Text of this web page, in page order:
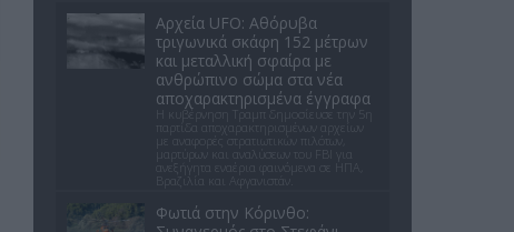
Αρχεία UFO: Αθόρυβα
τριγωνικά σκάφη 152 μέτρων
και μεταλλική σφαίρα με
ανθρώπινο σώμα στα νέα
αποχαρακτηρισμένα έγγραφα
Η κυβέρνηση Τραμπ δημοσίευσε την 5η
παρτίδα αποχαρακτηρισμένων αρχείων
με αναφορές στρατιωτικών πιλότων,
μαρτύρων και αναλύσεων του FBI για
ανεξήγητα εναέρια φαινόμενα σε ΗΠΑ,
Βραζιλία και Αφγανιστάν.
Φωτιά στην Κόρινθο: